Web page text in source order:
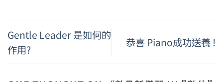
Gentle Leader 是如何的
作用?
恭喜 Piano成功送養 !